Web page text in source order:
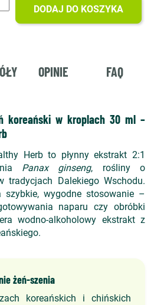
DODAJ DO KOSZYKA
OPINIE FAQ
koreański w kroplach 30 ml –
Herb to płynny ekstrakt 2:1
Panax ginseng, rośliny o
tradycjach Dalekiego Wschodu.
wygodne stosowanie –
naparu czy obróbki
wodno-alkoholowy ekstrakt z
żeń-szenia
koreańskich i chińskich